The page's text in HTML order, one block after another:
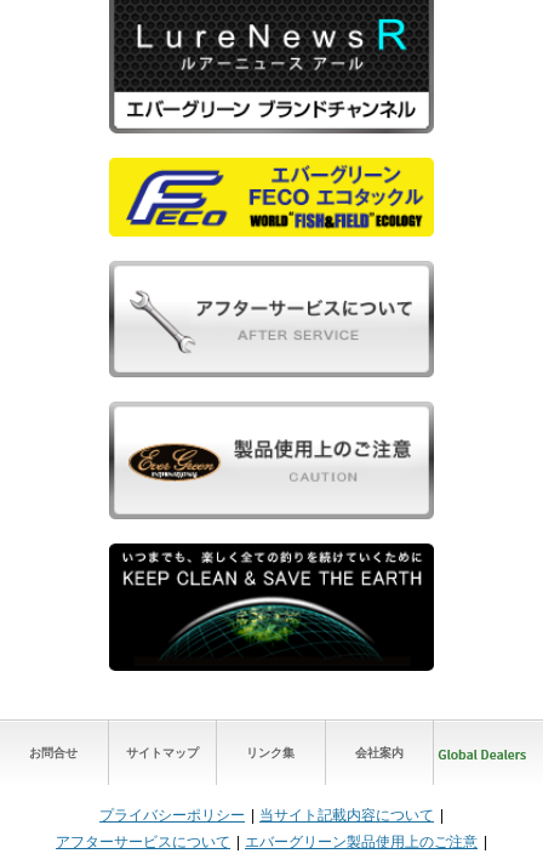
お問合せ サイトマップ リンク集 会社案内
プライバシーポリシー
当サイト記載内容について
アフターサービスについて
エバーグリーン製品使用上のご注意